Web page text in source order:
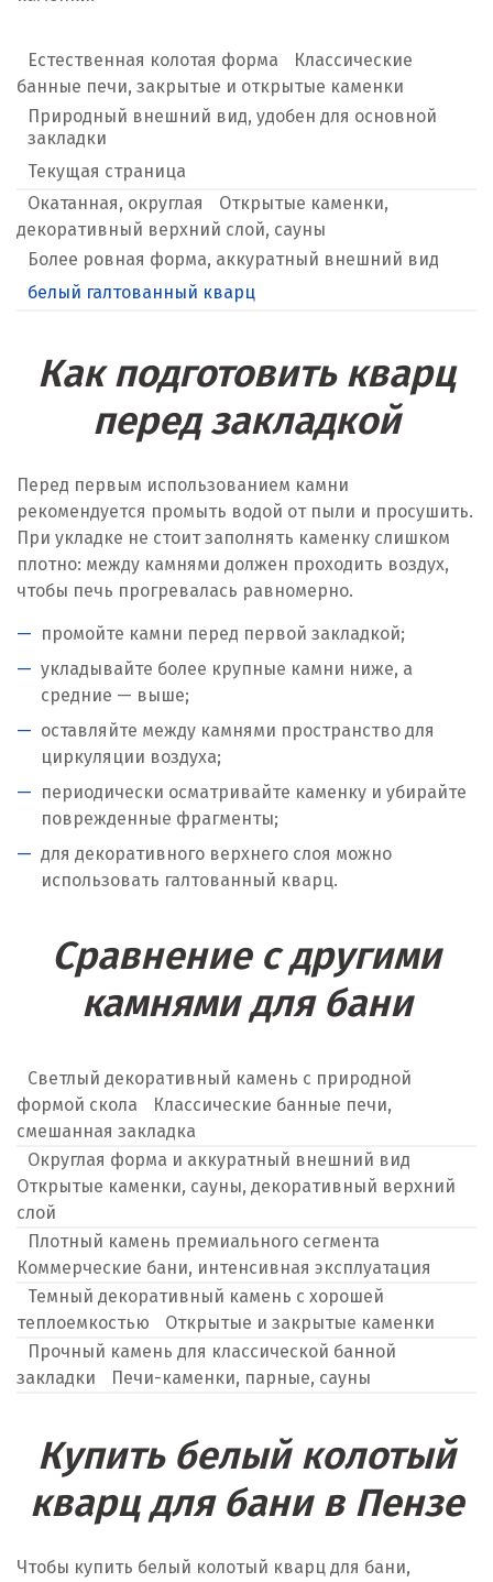
Естественная колотая форма
Классические
банные печи, закрытые и открытые каменки
Природный внешний вид, удобен для основной
закладки
Текущая страница
Окатанная, округлая
Открытые каменки,
декоративный верхний слой, сауны
Более ровная форма, аккуратный внешний вид
белый галтованный кварц
Как подготовить кварц
перед закладкой
Перед первым использованием камни
рекомендуется промыть водой от пыли и просушить.
При укладке не стоит заполнять каменку слишком
плотно: между камнями должен проходить воздух,
чтобы печь прогревалась равномерно.
промойте камни перед первой закладкой;
укладывайте более крупные камни ниже, а
средние — выше;
оставляйте между камнями пространство для
циркуляции воздуха;
периодически осматривайте каменку и убирайте
поврежденные фрагменты;
для декоративного верхнего слоя можно
использовать галтованный кварц.
Сравнение с другими
камнями для бани
Светлый декоративный камень с природной
формой скола
Классические банные печи,
смешанная закладка
Округлая форма и аккуратный внешний вид
Открытые каменки, сауны, декоративный верхний
слой
Плотный камень премиального сегмента
Коммерческие бани, интенсивная эксплуатация
Темный декоративный камень с хорошей
теплоемкостью
Открытые и закрытые каменки
Прочный камень для классической банной
закладки
Печи-каменки, парные, сауны
Купить белый колотый
кварц для бани в Пензе
Чтобы купить белый колотый кварц для бани,